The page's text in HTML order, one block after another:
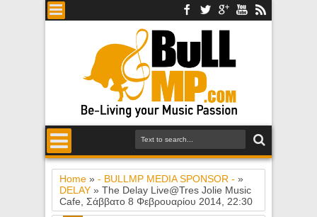
Home »- BULLMP MEDIA SPONSOR - »
DELAY »The Delay Live@Tres Jolie Music
Cafe, Σάββατο 8 Φεβρουαρίου 2014, 22:30